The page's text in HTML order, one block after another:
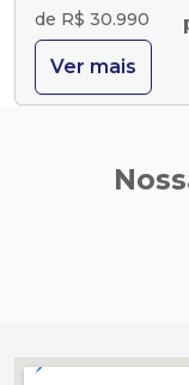
de R$ 30.990
Ver mais